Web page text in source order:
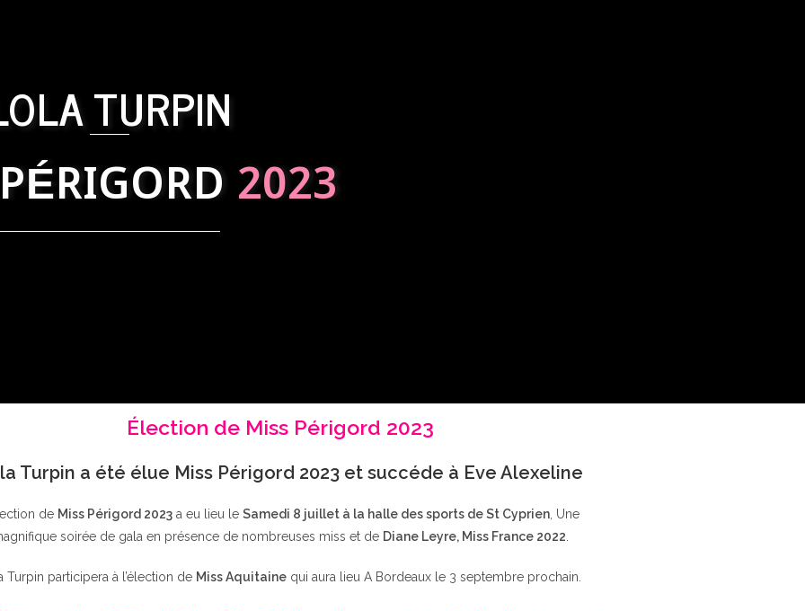
TURPIN
2023
Élection de Miss Périgord 2023
Turpin a été élue Miss Périgord 2023 et succéde à Eve Alexeline
de Miss Périgord 2023a eu lieu le Samedi 8 juillet à la halle des sports de St Cyprien, Une
soirée de gala en présence de nombreuses miss et de Diane Leyre, Miss France 2022
Turpin participera à l’élection de Miss Aquitaine qui aura lieu A Bordeaux le 3 septembre prochain.